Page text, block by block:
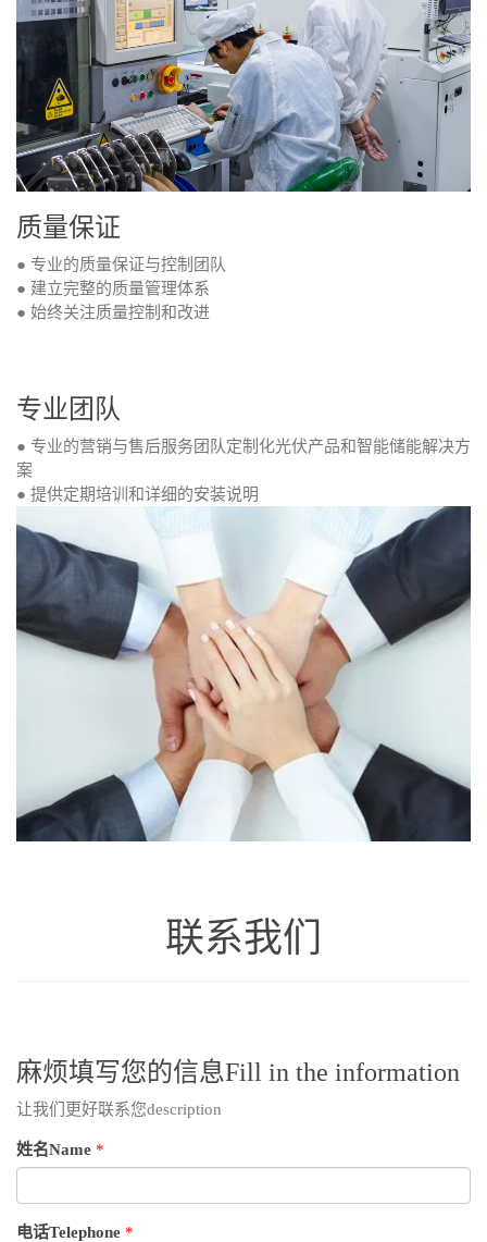
质量保证
● 专业的质量保证与控制团队
● 建立完整的质量管理体系
● 始终关注质量控制和改进
专业团队
● 专业的营销与售后服务团队定制化光伏产品和智能储能解决方
案
● 提供定期培训和详细的安装说明
联系我们
麻烦填写您的信息Fill in the information
让我们更好联系您description
姓名Name *
电话Telephone *